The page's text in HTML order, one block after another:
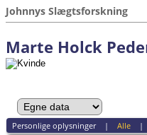
Johnnys Slægtsforskning
Marte Holck
Personlige oplysninger| Alle|